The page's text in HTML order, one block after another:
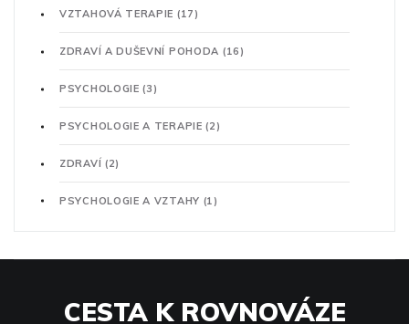
VZTAHOVÁ TERAPIE (17)
ZDRAVÍ A DUŠEVNÍ POHODA (16)
PSYCHOLOGIE(3)
PSYCHOLOGIE A TERAPIE(2)
ZDRAVÍ (2)
PSYCHOLOGIE A VZTAHY (1)
CESTA K ROVNOVÁZE